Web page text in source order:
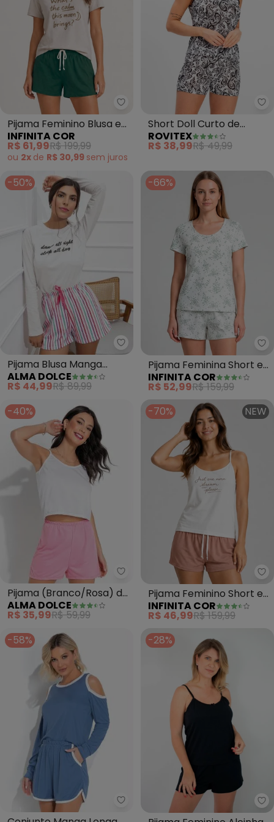
Infinita Cor - Pijama Feminino
Pijama Feminino Blusa e
Short (Verde)
INFINITA COR
R$ 61,99R$ 199,99
ou 2x de R$ 30,99 sem juros
Short Doll Curto de
Liganete Bella Ana
(Preto)
ROVITEX
R$ 38,99R$ 49,99
-50%
Alma Dolce - Pijama Blusa
Pijama Blusa Manga
Longa e Shorts (Listrado)
ALMA DOLCE
R$ 44,99R$ 89,99
-66%
Pijama Feminina Short e
Blusa (Bege)
INFINITA COR
R$ 52,99R$ 159,99
-40%
Alma Dolce - Pijama (Branco/
Pijama (Branco/Rosa) de
Alça
ALMA DOLCE
R$ 35,99R$ 59,99
-70% NEW
Pijama Feminino Short e
Blusa de Alça (Marrom)
INFINITA COR
R$ 46,99R$ 159,99
-58%
Alma Dolce - Conjunto Manga
-28%